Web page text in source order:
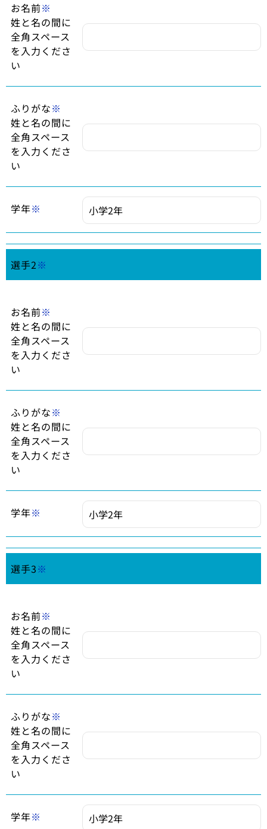
お名前※
姓と名の間に
全角スペース
を入力くださ
い
ふりがな※
姓と名の間に
全角スペース
を入力くださ
い
学年※
選手2※
お名前※
姓と名の間に
全角スペース
を入力くださ
い
ふりがな※
姓と名の間に
全角スペース
を入力くださ
い
学年※
選手3※
お名前※
姓と名の間に
全角スペース
を入力くださ
い
ふりがな※
姓と名の間に
全角スペース
を入力くださ
い
学年※